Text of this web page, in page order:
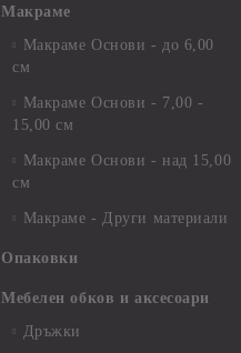
Макраме
Макраме Основи - до 6,00
см
Макраме Основи - 7,00 -
15,00 см
Макраме Основи - над 15,00
см
Макраме - Други материали
Опаковки
Мебелен обков и аксесоари
Дръжки